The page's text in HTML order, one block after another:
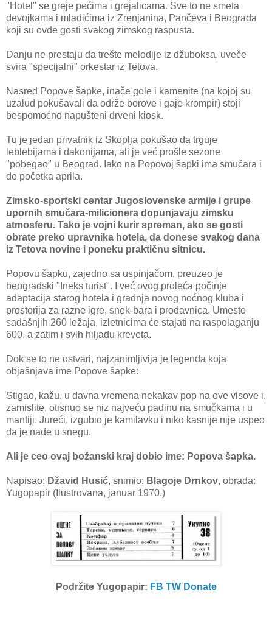
"Hotel" se greje pećima i grejalicama. Sve to ne smeta
devojkama i mladićima iz Zrenjanina, Pančeva i Beograda
koji su ovde gosti svakog zimskog raspusta.
Danju ne prestaju da trešte melodije iz džuboksa, uveče
svira "specijalni" orkestar iz Tetova.
Nasred Popove šapke, inače gole i kamenite (na kojoj su
uzalud pokušavali da održe borove i gaje krompir) stoji
bespomoćno napušteni drveni kiosk.
Tu je jedan privatnik iz Skoplja pokušao da trguje
leblebijama i đakonijama, ali je već prošle sezone
"pobegao" u Beograd. Iako na Popovoj šapki ima smučara i
do početka aprila.
Zimsko-sportski centar Jugoslovenske armije i grupe
upornih smučara-milicionera dopunjavaju zimsku
atmosferu. Tako je vojni kurir spreman, ako se gosti
obrate preko upravnika hotela, da donese svakog dana
iz Tetova novine i poneku praktičnu sitnicu.
Popovu šapku, zajedno sa uspinjačom, preuzeo je
beogradski "Ineks turist". I već ovog proleća počinje
adaptacija starog hotela i gradnja novog noćnog kluba i
prostorija za razne igre, snek-bara i prodavnica. Umesto
sadašnjih 260 ležaja, izletnicima će stajati na raspolaganju
600, a zatim i svih hiljadu kreveta.
Dok se to ne ostvari, najzanimljivija je legenda koja
objašnjava ime Popove šapke:
Stigao, kažu, u davna vremena nekakav pop na ove visove i,
zamislite, otisnuo se niz najveću padinu na smučkama i u
mantiji. Jureći, izgubio je kamilavku i niko kasnije nije uspeo
da je nađe u snegu.
Ali je ceo ovaj božanski kraj dobio ime: Popova šapka.
Napisao: Džavid Husić, snimio: Blagoje Drnkov, obrada:
Yugopapir (Ilustrovana, januar 1970.)
Podržite Yugopapir: FB TW Donate